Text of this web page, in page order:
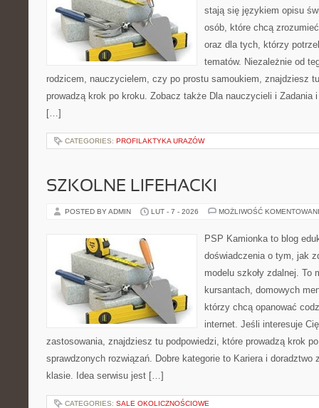
stają się językiem opisu
osób, które chcą
oraz dla tych, którzy
tematów. Niezależnie od
rodzicem, nauczycielem, czy po prostu samoukiem, znajdziesz
prowadzą krok po kroku. Zobacz także Dla nauczycieli i Zadania
[…]
CATEGORIES: PROFILAKTYKA URAZÓW
SZKOLNE LIFEHACKI
POSTED BY ADMIN LUT - 7 - 2026 MOŻLIWOŚĆ
PSP Kamionka to blog
doświadczenia o tym, jak
modelu szkoły zdalnej. To
kursantach, domowych
którzy chcą opanować
internet. Jeśli interesuje
zastosowania, znajdziesz tu podpowiedzi, które prowadzą krok
sprawdzonych rozwiązań. Dobre kategorie to Kariera i doradztwo
klasie. Idea serwisu jest […]
CATEGORIES: SALE OKOLICZNOŚCIOWE